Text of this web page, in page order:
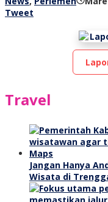
Tweet
Travel
Jangan Hanya
Wisata di